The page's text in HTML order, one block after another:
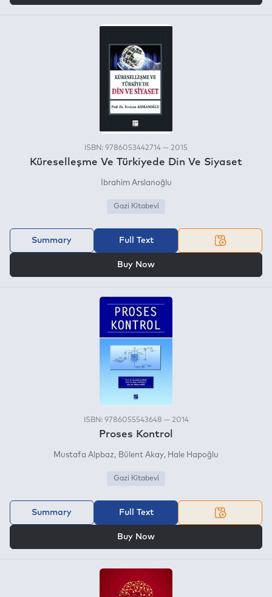
ISBN: 9786053442714 — 2015
Küreselleşme Ve Türkiyede Din Ve Siyaset
İbrahim Arslanoğlu
Gazi Kitabevi
Summary Full Text
Buy Now
ISBN: 9786055543648 — 2014
Proses Kontrol
Mustafa Alpbaz Bülent Akay Hale Hapoğlu
Gazi Kitabevi
Summary Full Text
Buy Now